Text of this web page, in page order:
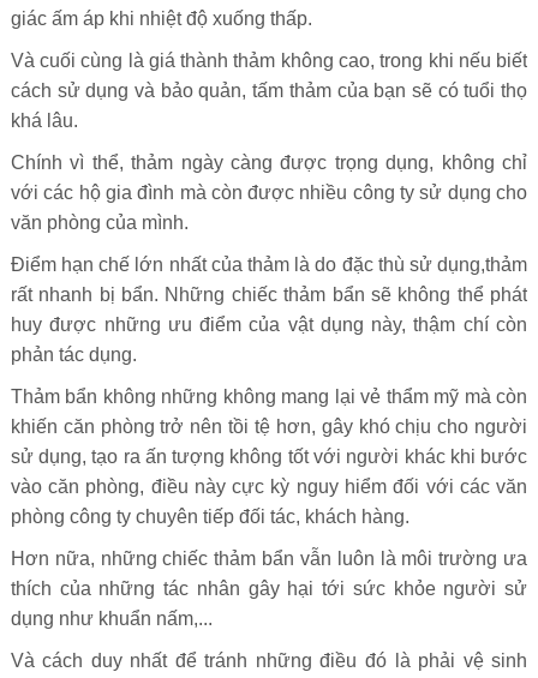
giác ấm áp khi nhiệt độ xuống thấp.
Và cuối cùng là giá thành thảm không cao, trong khi nếu biết
cách sử dụng và bảo quản, tấm thảm của bạn sẽ có tuổi thọ
khá lâu.
Chính vì thể, thảm ngày càng được trọng dụng, không chỉ
với các hộ gia đình mà còn được nhiều công ty sử dụng cho
văn phòng của mình.
Điểm hạn chế lớn nhất của thảm là do đặc thù sử dụng,thảm
rất nhanh bị bẩn. Những chiếc thảm bẩn sẽ không thể phát
huy được những ưu điểm của vật dụng này, thậm chí còn
phản tác dụng.
Thảm bẩn không những không mang lại vẻ thẩm mỹ mà còn
khiến căn phòng trở nên tồi tệ hơn, gây khó chịu cho người
sử dụng, tạo ra ấn tượng không tốt với người khác khi bước
vào căn phòng, điều này cực kỳ nguy hiểm đối với các văn
phòng công ty chuyên tiếp đối tác, khách hàng.
Hơn nữa, những chiếc thảm bẩn vẫn luôn là môi trường ưa
thích của những tác nhân gây hại tới sức khỏe người sử
dụng như khuẩn nấm,...
Và cách duy nhất để tránh những điều đó là phải vệ sinh